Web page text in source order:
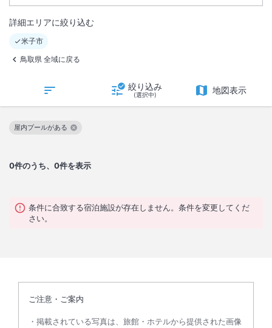
詳細エリアに絞り込む
米子市
鳥取県 全域に戻る
絞り込み
(選択中) 地図表示
0件のうち、0件を表示
屋内プールがある
この絞り込み条件を解除
条件に合致する宿泊施設が存在しません。条件を変更してくだ
さい。
ご注意・ご案内
掲載されている写真は、旅館・ホテルから提供された画像